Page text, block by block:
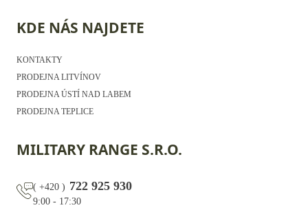
KDE NÁS NAJDETE
KONTAKTY
PRODEJNA LITVÍNOV
PRODEJNA ÚSTÍ NAD LABEM
PRODEJNA TEPLICE
MILITARY RANGE S.R.O.
( +420 ) 722 925 930
9:00 - 17:30